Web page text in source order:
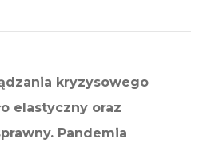
kryzysowego
elastyczny oraz
Pandemia